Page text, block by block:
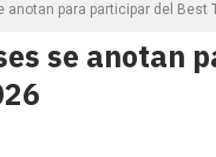
para participar del Best
se anotan